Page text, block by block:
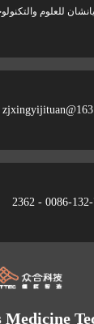
للعلوم
0086-132-